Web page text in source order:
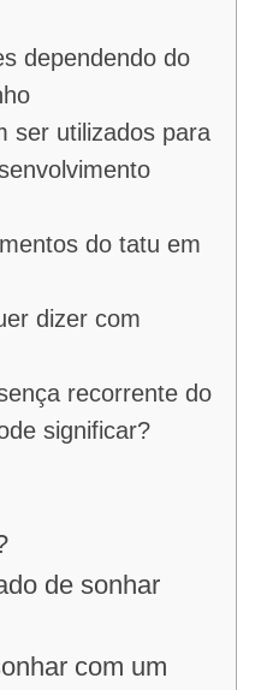
dependendo do
ser utilizados para
do tatu em
dizer com
recorrente do
significar?
de sonhar
com um